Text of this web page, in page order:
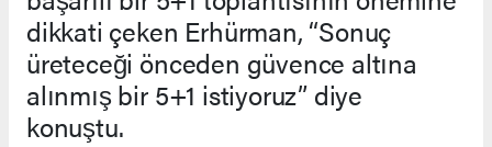
dikkati çeken Erhürman, “Sonuç
üreteceği önceden güvence altına
alınmış bir 5+1 istiyoruz” diye
konuştu.